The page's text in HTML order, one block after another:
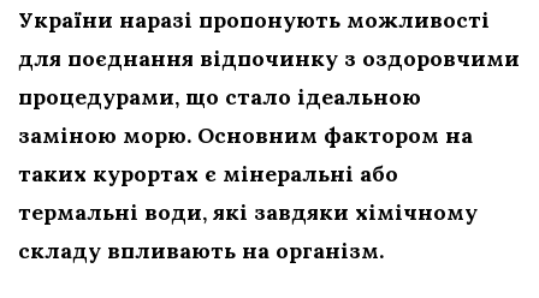
України наразі пропонують можливості
для поєднання відпочинку з оздоровчими
процедурами, що стало ідеальною
заміною морю. Основним фактором на
таких курортах є мінеральні або
термальні води, які завдяки хімічному
складу впливають на організм.